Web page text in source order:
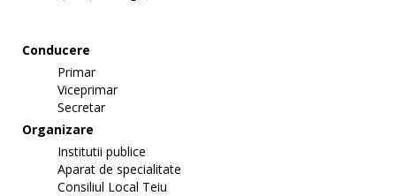
Conducere
Primar
Viceprimar
Secretar
Organizare
Institutii publice
Aparat de specialitate
Consiliul Local Teiu